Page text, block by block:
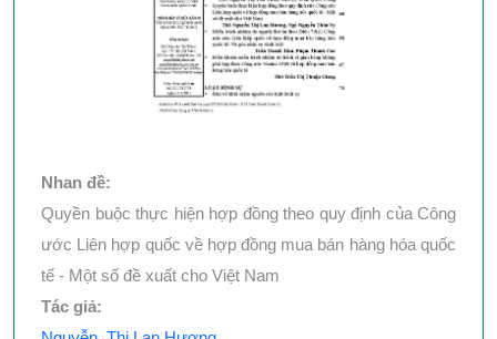
Nhan đề:
Quyền buộc thực hiện hợp đồng theo quy định của Công
ước Liên hợp quốc về hợp đồng mua bán hàng hóa quốc
tế - Một số đề xuất cho Việt Nam
Tác giả: